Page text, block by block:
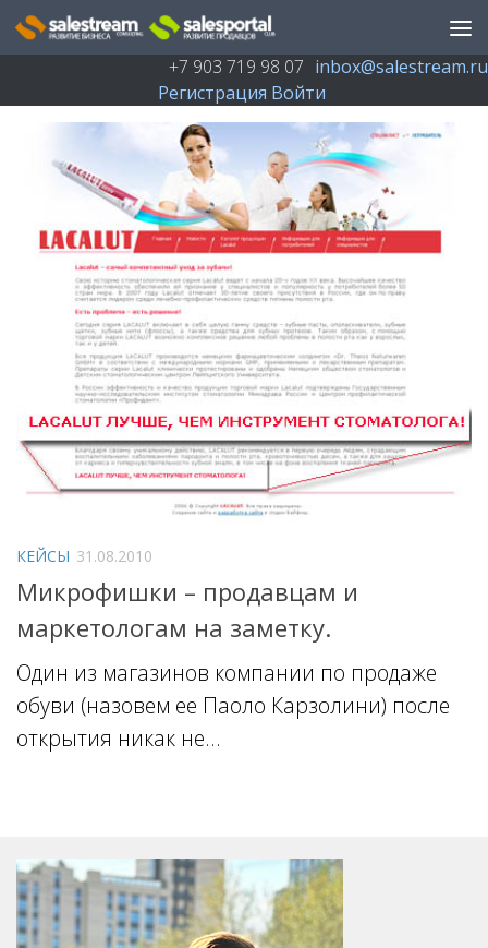
Перейти к содержимому
+7 903 719 98 07 inbox@salestream.ru
Регистрация Войти
КЕЙСЫ 31.08.2010
Микрофишки – продавцам и
маркетологам на заметку.
Один из магазинов компании по продаже
обуви (назовем ее Паоло Карзолини) после
открытия никак не...